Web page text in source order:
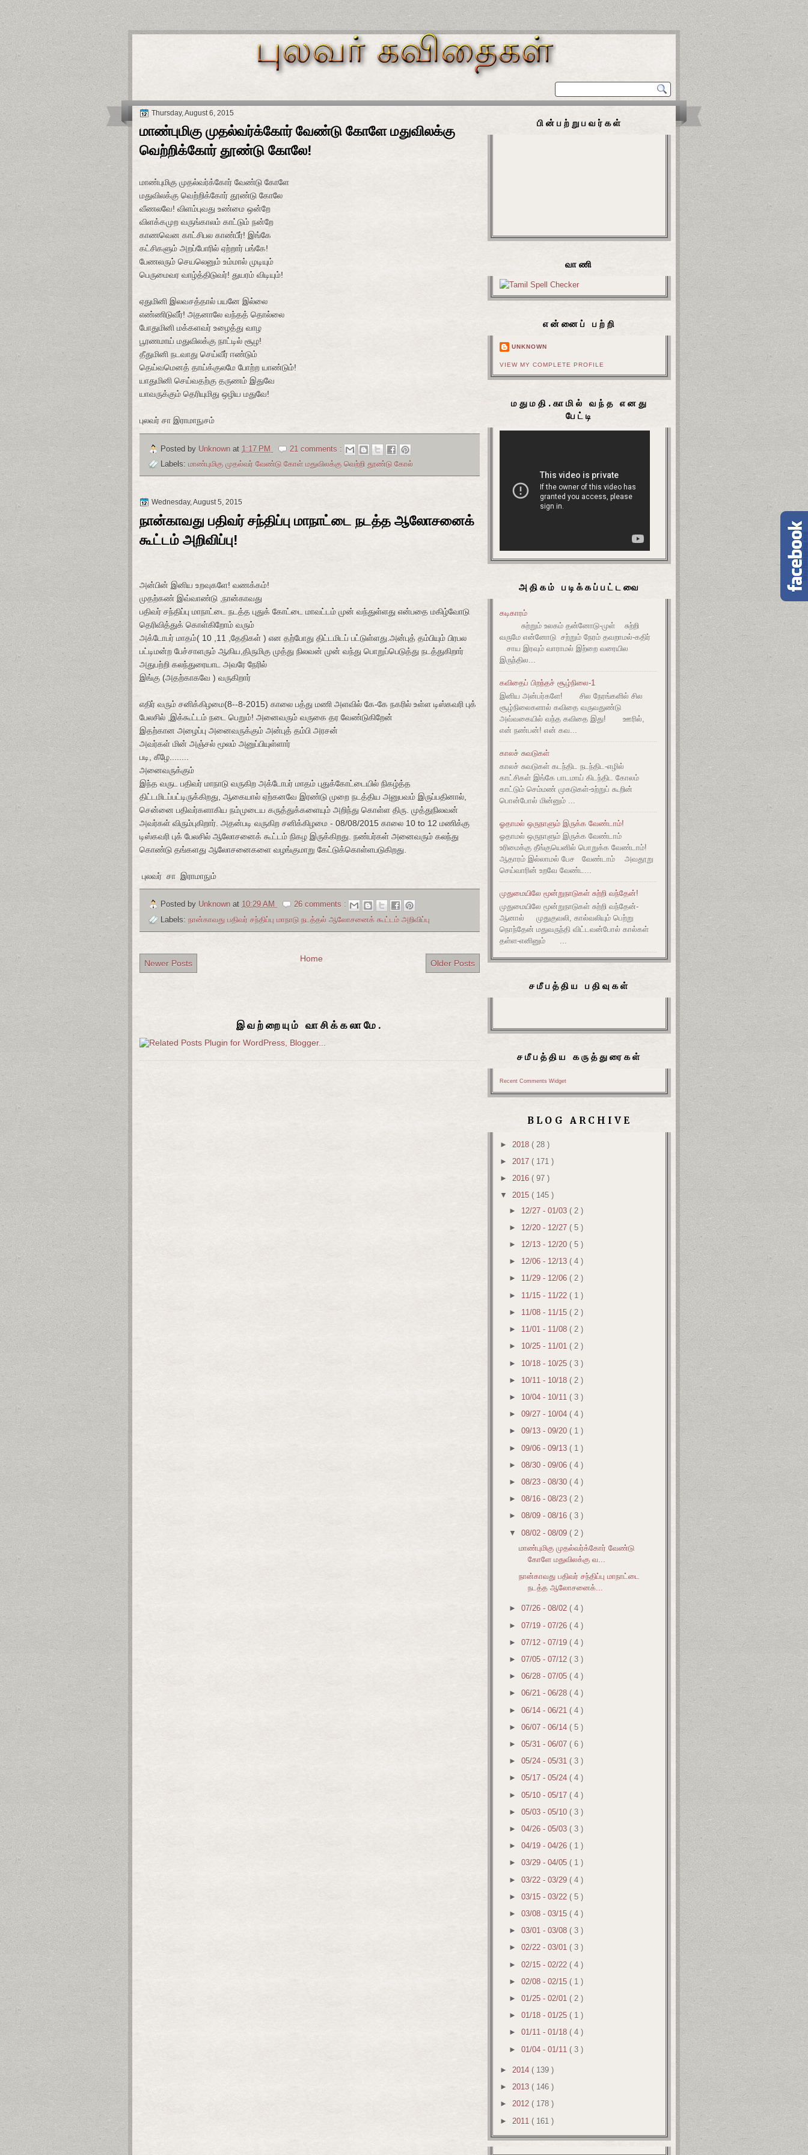
Thursday, August 6, 2015
மாண்புமிகு முதல்வர்க்கோர் வேண்டு கோளே மதுவிலக்கு
வெற்றிக்கோர் தூண்டு கோலே!
மாண்புமிகு முதல்வர்க்கோர் வேண்டு கோளே
மதுவிலக்கு வெற்றிக்கோர் தூண்டு கோலே
வீணலவே! விளம்புவது உண்மை ஒன்றே
விளக்கமுற வருங்காலம் காட்டும் நன்றே
காணவென காட்சிபல காண்பீர்! இங்கே
கட்சிகளும் அறப்போரில் ஏற்றார் பங்கே!
பேணலரும் செயலெனும் உம்மால் முடியும்
பெருமைவர வாழ்த்திடுவர்! துயரம் விடியும்!
ஏதுமினி இலவசத்தால் பயனே இல்லை
எண்ணிடுவீர்! அதனாலே வந்தத் தொல்லை
போதுமினி மக்களவர் உழைத்து வாழ
பூரணமாய் மதுவிலக்கு நாட்டில் சூழ!
தீதுமினி நடவாது செய்வீர் ஈண்டும்
தெய்வமெனத் தாய்க்குலமே போற்ற யாண்டும்!
யாதுமினி செய்வதற்கு தருணம் இதுவே
யாவருக்கும் தெரியுமிது ஒழிய மதுவே!
புலவர் சா இராமாநுசம்
Posted by Unknown at 1:17 PM
21 comments :
Labels: மாண்புமிகு முதல்வர் வேண்டு கோள் மதுவிலக்கு வெற்றி தூண்டு கோல்
Wednesday, August 5, 2015
நான்காவது பதிவர் சந்திப்பு மாநாட்டை நடத்த ஆலோசனைக்
கூட்டம் அறிவிப்பு!
அன்பின் இனிய உறவுகளே! வணக்கம்!
முதற்கண் இவ்வாண்டு ,நான்காவது
பதிவர் சந்திப்பு மாநாட்டை நடத்த புதுக் கோட்டை மாவட்டம் முன் வந்துள்ளது என்பதை மகிழ்வோடு
தெரிவித்துக் கொள்கிறோம் வரும்
அக்டோபர் மாதம்( 10 ,11 ,தேதிகள் ) என தற்போது திட்டமிடப் பட்டுள்ளது.அன்புத் தம்பியும் பிரபல
பட்டிமன்ற பேச்சாளரும் ஆகிய,திருமிகு முத்து நிலவன் முன் வந்து பொறுப்பெடுத்து நடத்துகிறார்
அதுபற்றி கலந்துரையாட அவரே நேரில்
இங்கு (அதற்காகவே ) வருகிறார்
எதிர் வரும் சனிக்கிழமை(8--8-2015) காலை பத்து மணி அளவில் கே-கே நகரில் உள்ள டிஸ்கவரி புக்
பேலசில் ,இக்கூட்டம் நடை பெறும்! அனைவரும் வருகை தர வேண்டுகிறேன்
இதற்கான அழைப்பு அனைவருக்கும் அன்புத் தம்பி அரசன்
அவர்கள் மின் அஞ்சல் மூலம் அனுப்பியுள்ளார்
படி, கீழே........
அனைவருக்கும்
இந்த வருட பதிவர் மாநாடு வருகிற அக்டோபர் மாதம் புதுக்கோட்டையில் நிகழ்த்த
திட்டமிடப்பட்டிருக்கிறது, ஆகையால் ஏற்கனவே இரண்டு முறை நடத்திய அனுபவம் இருப்பதினால்,
சென்னை பதிவர்களாகிய நம்முடைய கருத்துக்களையும் அறிந்து கொள்ள திரு. முத்துநிலவன்
அவர்கள் விரும்புகிறார். அதன்படி வருகிற சனிக்கிழமை - 08/08/2015 காலை 10 to 12 மணிக்கு
டிஸ்கவரி புக் பேலசில் ஆலோசனைக் கூட்டம் நிகழ இருக்கிறது. நண்பர்கள் அனைவரும் கலந்து
கொண்டு தங்களது ஆலோசனைகளை வழங்குமாறு கேட்டுக்கொள்ளபடுகிறது.
புலவர் சா இராமாநும்
Posted by Unknown at 10:29 AM
26 comments :
Labels: நான்காவது பதிவர் சந்திப்பு மாநாடு நடத்தல் ஆலோசனைக் கூட்டம் அறிவிப்பு
Newer Posts Older Posts
Home
இவற்றையும் வாசிக்கலாமே.
பின்பற்றுபவர்கள்
வாணி
என்னைப் பற்றி
UNKNOWN
VIEW MY COMPLETE PROFILE
மதுமதி.காமில் வந்த எனது
பேட்டி
அதிகம் படிக்கப்பட்டவை
கடிகாரம்
சுற்றும் உலகம் தன்னோடு-முள் சுற்றி
வருமே என்னோடு சற்றும் நேரம் தவறாமல்-கதிர்
சாய இரவும் வாராமல் இற்றை வரையில
இருந்தில...
கவிதைப் பிறந்தச் சூழ்நிலை-1
இனிய அன்பர்களே! சில நேரங்களில் சில
சூழ்நிலைகளால் கவிதை வருவதுண்டு
அவ்வகையில் வந்த கவிதை இது! ஊரில்,
என் நண்பன்! என் கவ...
காலச் சுவடுகள்
காலச் சுவடுகள் கடந்திட நடந்திட-எழில்
காட்சிகள் இங்கே பாடமாய் கிடந்திட கோலம்
காட்டும் செம்மண் முகடுகள்-உற்றுப் கூறின்
பொன்போல் மின்னும் ...
ஓதாமல் ஒருநாளும் இருக்க வேண்டாம்!
ஓதாமல் ஒருநாளும் இருக்க வேண்டாம்
உரிமைக்கு தீங்குயெனில் பொறுக்க வேண்டாம்!
ஆதாரம் இல்லாமல் பேச வேண்டாம் அவதூறு
செய்வாரின் உறவே வேண்ட...
முதுமையிலே மூன்றுநாடுகள் சுற்றி வந்தேன்!
முதுமையிலே மூன்றுநாடுகள் சுற்றி வந்தேன்-
ஆனால் முதுகுவலி, கால்வலியும் பெற்று
நொந்தேன் மதுவருந்தி விட்டவன்போல் கால்கள்
தள்ள-எனினும் ...
சமீபத்திய பதிவுகள்
சமீபத்திய கருத்துரைகள்
Recent Comments Widget
BLOG ARCHIVE
► 2018 ( 28 )
► 2017 ( 171 )
► 2016 ( 97 )
▼ 2015 ( 145 )
► 12/27 - 01/03 ( 2 )
► 12/20 - 12/27 ( 5 )
► 12/13 - 12/20 ( 5 )
► 12/06 - 12/13 ( 4 )
► 11/29 - 12/06 ( 2 )
► 11/15 - 11/22 ( 1 )
► 11/08 - 11/15 ( 2 )
► 11/01 - 11/08 ( 2 )
► 10/25 - 11/01 ( 2 )
► 10/18 - 10/25 ( 3 )
► 10/11 - 10/18 ( 2 )
► 10/04 - 10/11 ( 3 )
►09/27 - 10/04 ( 4 )
►09/13 - 09/20 ( 1 )
►09/06 - 09/13 ( 1 )
►08/30 - 09/06 ( 4 )
►08/23 - 08/30 ( 4 )
►08/16 - 08/23 ( 2 )
►08/09 - 08/16 ( 3 )
▼08/02 - 08/09 ( 2 )
மாண்புமிகு முதல்வர்க்கோர் வேண்டு
கோளே மதுவிலக்கு வ...
நான்காவது பதிவர் சந்திப்பு மாநாட்டை
நடத்த ஆலோசனைக்...
►07/26 - 08/02 ( 4 )
►07/19 - 07/26 ( 4 )
►07/12 - 07/19 ( 4 )
►07/05 - 07/12 ( 3 )
►06/28 - 07/05 ( 4 )
►06/21 - 06/28 ( 4 )
►06/14 - 06/21 ( 4 )
►06/07 - 06/14 ( 5 )
►05/31 - 06/07 ( 6 )
►05/24 - 05/31 ( 3 )
►05/17 - 05/24 ( 4 )
►05/10 - 05/17 ( 4 )
►05/03 - 05/10 ( 3 )
►04/26 - 05/03 ( 3 )
►04/19 - 04/26 ( 1 )
►03/29 - 04/05 ( 1 )
►03/22 - 03/29 ( 4 )
►03/15 - 03/22 ( 5 )
►03/08 - 03/15 ( 4 )
►03/01 - 03/08 ( 3 )
►02/22 - 03/01 ( 3 )
►02/15 - 02/22 ( 4 )
►02/08 - 02/15 ( 1 )
►01/25 - 02/01 ( 2 )
►01/18 - 01/25 ( 1 )
►01/11 - 01/18 ( 4 )
►01/04 - 01/11 ( 3 )
► 2014 ( 139 )
► 2013 ( 146 )
► 2012 ( 178 )
► 2011 ( 161 )